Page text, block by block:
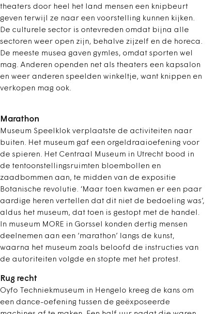
theaters door heel het land mensen een knipbeurt
geven terwijl ze naar een voorstelling kunnen kijken.
De culturele sector is ontevreden omdat bijna alle
sectoren weer open zijn, behalve zijzelf en de horeca.
De meeste musea gaven gymles, omdat sporten wel
mag. Anderen openden net als theaters een kapsalon
en weer anderen speelden winkeltje, want knippen en
verkopen mag ook.
Marathon
Museum Speelklok verplaatste de activiteiten naar
buiten. Het museum gaf een orgeldraaioefening voor
de spieren. Het Centraal Museum in Utrecht bood in
de tentoonstellingsruimten bloembollen en
zaadbommen aan, te midden van de expositie
Botanische revolutie. ‘Maar toen kwamen er een paar
aardige heren vertellen dat dit niet de bedoeling was’,
aldus het museum, dat toen is gestopt met de handel.
In museum MORE in Gorssel konden dertig mensen
deelnemen aan een ‘marathon’ langs de kunst,
waarna het museum zoals beloofd de instructies van
de autoriteiten volgde en stopte met het protest.
Rug recht
Oyfo Techniekmuseum in Hengelo kreeg de kans om
een dance-oefening tussen de geëxposeerde